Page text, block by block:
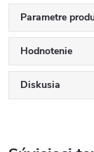
Parametre
Hodnotenie
Diskusia